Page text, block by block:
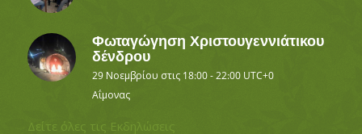
Φωταγώγηση Χριστουγεννιάτικου
δένδρου
29 Νοεμβρίου στις 18:00-22:00 UTC+0
Αΐμονας
Δείτε όλες τις Εκδηλώσεις